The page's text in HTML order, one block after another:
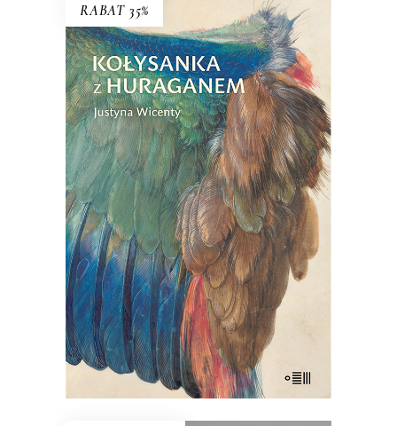
RABAT 35%
E-BOOK DO KOSZYKA
KOŁYSANKA Z HURAGANEM
Treny matki. Intymna opowieść o bólu,
tęsknocie, lęku i próbach poradzenia
sobie po śmierci dziecka.
42.00zł 27.30zł
KSIĄŻKA DO KOSZYKA